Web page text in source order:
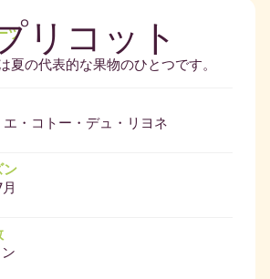
ツ リコット
夏の代表的な果物のひとつです。
エ・コトー・デュ・リヨネ
ン